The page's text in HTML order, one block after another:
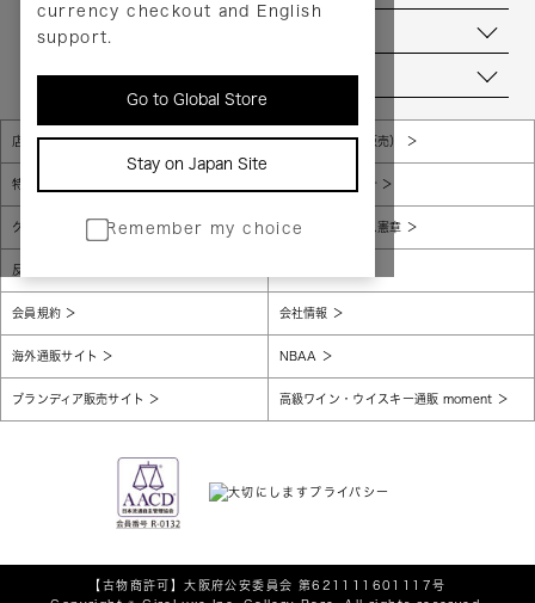
currency checkout and English
support.
Go to Global Store
Stay on Japan Site
Remember my choice
お問い合わせ
当店について
店舗一覧 販売規約（店頭販売）
特定商取引法に基づく表示 個人情報保護方針
グローバルプライバシーポリシー コンプライアンス憲章
反社会的勢力に対する基本方針
会員規約 会社情報
海外通販サイト NBAA
ブランディア販売サイト 高級ワイン・ウイスキー通販 moment
【古物商許可】大阪府公安委員会 第621111601117号